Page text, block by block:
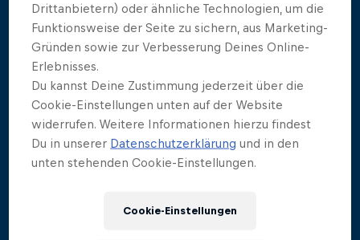
Action beim großen Finale der Red Bull Cliff Diving
World Series 2024.
Die Live-Action wird wie folgt
ausgestrahlt:
Sonntag, 10. November
Drittanbietern) oder ähnliche Technologien, um die
Funktionsweise der Seite zu sichern, aus Marketing-
Gründen sowie zur Verbesserung Deines Online-
Erlebnisses.
Du kannst Deine Zustimmung jederzeit über die
Cookie-Einstellungen unten auf der Website
widerrufen. Weitere Informationen hierzu findest
Du in unserer Datenschutzerklärung und in den
unten stehenden Cookie-Einstellungen.
Cookie-Einstellungen